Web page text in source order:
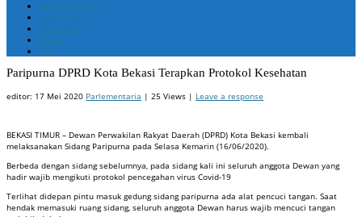
Berita Cikarang
Berita Jabar
Nasional
Politik
ADV
Paripurna DPRD Kota Bekasi Terapkan Protokol Kesehatan
editor: 17 Mei 2020 Parlementaria | 25 Views | Leave a response
BEKASI TIMUR – Dewan Perwakilan Rakyat Daerah (DPRD) Kota Bekasi kembali
melaksanakan Sidang Paripurna pada Selasa Kemarin (16/06/2020).
Berbeda dengan sidang sebelumnya, pada sidang kali ini seluruh anggota Dewan yang
hadir wajib mengikuti protokol pencegahan virus Covid-19
Terlihat didepan pintu masuk gedung sidang paripurna ada alat pencuci tangan. Saat
hendak memasuki ruang sidang, seluruh anggota Dewan harus wajib mencuci tangan